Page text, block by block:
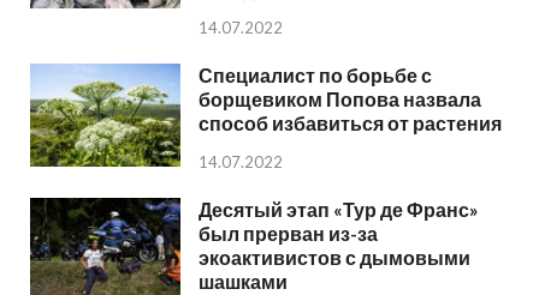
14.07.2022
Специалист по борьбе с
борщевиком Попова назвала
способ избавиться от растения
14.07.2022
Десятый этап «Тур де Франс»
был прерван из-за
экоактивистов с дымовыми
шашками